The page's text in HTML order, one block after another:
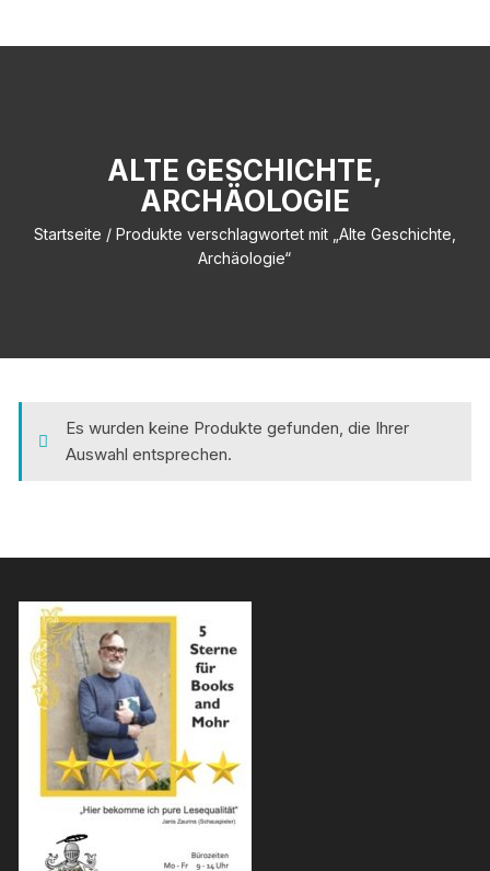
ALTE GESCHICHTE,
ARCHÄOLOGIE
Startseite / Produkte verschlagwortet mit „Alte Geschichte,
Archäologie“
Es wurden keine Produkte gefunden, die Ihrer
Auswahl entsprechen.